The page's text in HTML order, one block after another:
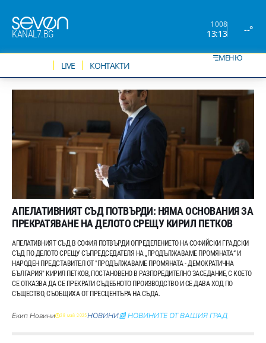
KANAL7.BG
1008
13:13 --°
LIVE КОНТАКТИ
МЕНЮ
АПЕЛАТИВНИЯТ СЪД ПОТВЪРДИ: НЯМА ОСНОВАНИЯ ЗА
ПРЕКРАТЯВАНЕ НА ДЕЛОТО СРЕЩУ КИРИЛ ПЕТКОВ
АПЕЛАТИВНИЯТ СЪД В СОФИЯ ПОТВЪРДИ ОПРЕДЕЛЕНИЕТО НА СОФИЙСКИ ГРАДСКИ
СЪД ПО ДЕЛОТО СРЕЩУ СЪПРЕДСЕДАТЕЛЯ НА „ПРОДЪЛЖАВАМЕ ПРОМЯНАТА“ И
НАРОДЕН ПРЕДСТАВИТЕЛ ОТ "ПРОДЪЛЖАВАМЕ ПРОМЯНАТА - ДЕМОКРАТИЧНА
БЪЛГАРИЯ" КИРИЛ ПЕТКОВ, ПОСТАНОВЕНО В РАЗПОРЕДИТЕЛНО ЗАСЕДАНИЕ, С КОЕТО
СЕ ОТКАЗВА ДА СЕ ПРЕКРАТИ СЪДЕБНОТО ПРОИЗВОДСТВО И СЕ ДАВА ХОД ПО
СЪЩЕСТВО, СЪОБЩИХА ОТ ПРЕСЦЕНТЪРА НА СЪДА.
Екип Новини 28 май 2025НОВИНИ📰 НОВИНИТЕ ОТ ВАШИЯ ГРАД